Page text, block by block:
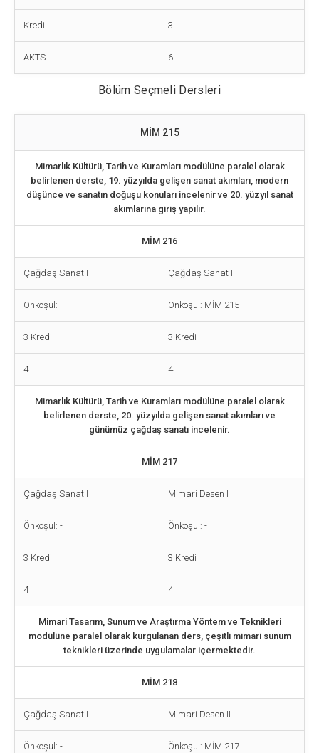
Kredi 3
AKTS 6
Bölüm Seçmeli Dersleri
MİM 215
Mimarlık Kültürü, Tarih ve Kuramları modülüne paralel olarak
belirlenen derste, 19. yüzyılda gelişen sanat akımları, modern
düşünce ve sanatın doğuşu konuları incelenir ve 20. yüzyıl sanat
akımlarına giriş yapılır.
MİM 216
Çağdaş Sanat I Çağdaş Sanat II
Önkoşul: - Önkoşul: MİM 215
3 Kredi 3 Kredi
4 4
Mimarlık Kültürü, Tarih ve Kuramları modülüne paralel olarak
belirlenen derste, 20. yüzyılda gelişen sanat akımları ve
günümüz çağdaş sanatı incelenir.
MİM 217
Çağdaş Sanat I Mimari Desen I
Önkoşul: - Önkoşul: -
3 Kredi 3 Kredi
4 4
Mimari Tasarım, Sunum ve Araştırma Yöntem ve Teknikleri
modülüne paralel olarak kurgulanan ders, çeşitli mimari sunum
teknikleri üzerinde uygulamalar içermektedir.
MİM 218
Çağdaş Sanat I Mimari Desen II
Önkoşul: - Önkoşul: MİM 217